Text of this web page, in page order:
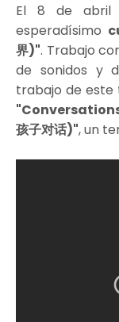
El 8 de abril
esperadísimo
界)". Trabajo
de sonidos y
trabajo de este
孩子对话)", un